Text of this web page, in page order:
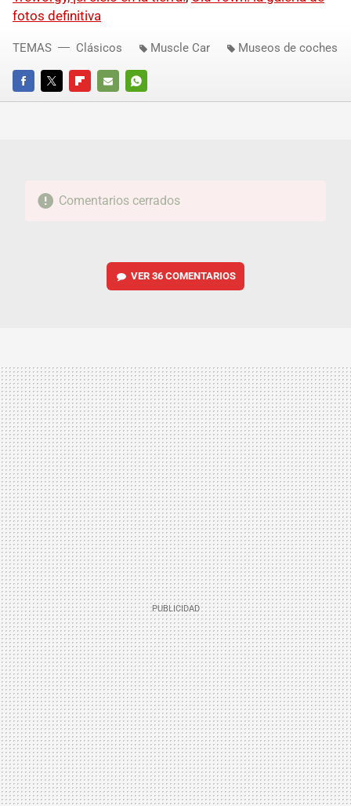
fotos definitiva
FACEBOOKTWITTERFLIPBOARD
E-
WHATSAPP
TEMAS Clásicos Muscle Car Museos de coches
Comentarios cerrados
VER 36 COMENTARIOS